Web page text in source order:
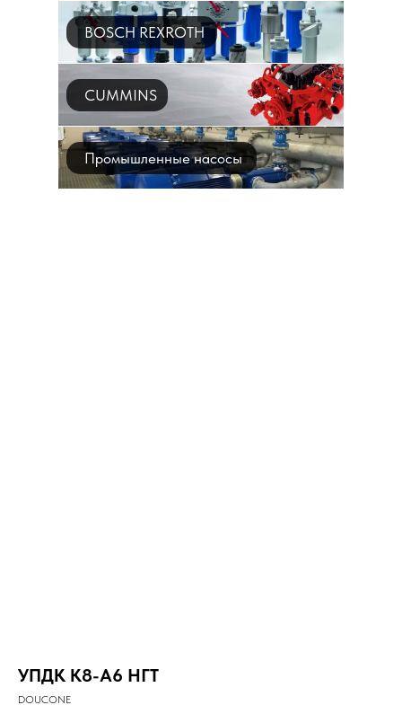
BOSCH REXROTH
CUMMINS
Промышленные насосы
УПДК К8-А6 НГТ
DOUCONE